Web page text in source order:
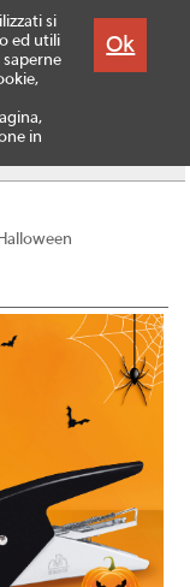
si
ed utili
in
Ok
Produkte